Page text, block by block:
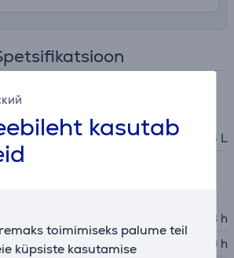
kasutab
toimimiseks palume teil
küpsiste kasutamise
0,5 L
18 h
9 h